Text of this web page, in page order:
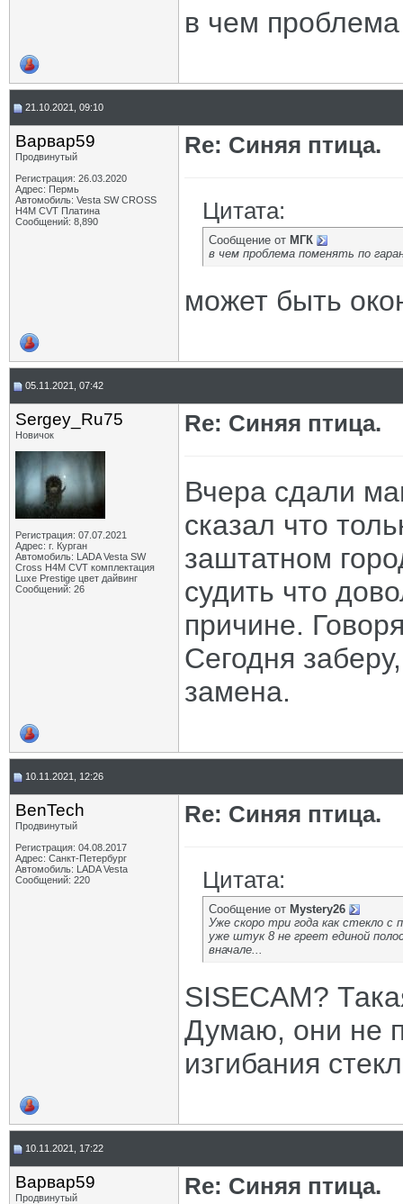
в чем
21.10.2021, 09:10
Варвар59
Продвинутый
Регистрация: 26.03.2020
Адрес: Пермь
Автомобиль: Vesta SW CROSS
H4M CVT Платина
Сообщений: 8,890
Re: Синяя птица.
Цитата:
Сообщение от МГК
в чем проблема поменять по
может быть
05.11.2021, 07:42
Sergey_Ru75
Новичок
Регистрация: 07.07.2021
Адрес: г. Курган
Автомобиль: LADA Vesta SW
Cross H4M CVT комплектация
Luxe Prestige цвет дайвинг
Сообщений: 26
Re: Синяя птица.
Вчера сдали
сказал что
заштатном
судить что
причине.
Сегодня
замена.
10.11.2021, 12:26
BenTech
Продвинутый
Регистрация: 04.08.2017
Адрес: Санкт-Петербург
Автомобиль: LADA Vesta
Сообщений: 220
Re: Синяя птица.
Цитата:
Сообщение от Mystery26
Уже скоро три года как стекло
уже штук 8 не греет единой
вначале...
SISECAM?
Думаю, они не
изгибания
10.11.2021, 17:22
Варвар59
Продвинутый
Re: Синяя птица.